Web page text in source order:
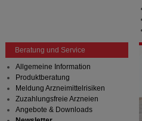
Beratung und Service
Allgemeine Information
Produktberatung
Meldung Arzneimittelrisiken
Zuzahlungsfreie Arzneien
Angebote & Downloads